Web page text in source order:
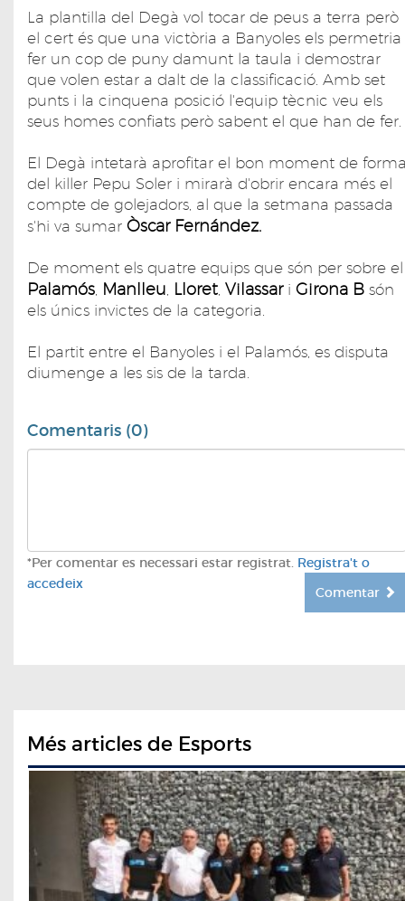
La plantilla del Degà vol tocar de peus a terra però
el cert és que una victòria a Banyoles els permetria
fer un cop de puny damunt la taula i demostrar
que volen estar a dalt de la classificació. Amb set
punts i la cinquena posició l'equip tècnic veu els
seus homes confiats però sabent el que han de fer.
El Degà intetarà aprofitar el bon moment de
del killer Pepu Soler i mirarà d'obrir encara més el
compte de golejadors, al que la setmana passada
s'hi va sumar Òscar Fernández.
De moment els quatre equips que són per sobre el
Palamós, Manlleu, Lloret, Vilassar i Girona B són
els únics invictes de la categoria.
El partit entre el Banyoles i el Palamós, es disputa
diumenge a les sis de la tarda.
Comentaris (0)
*Per comentar es necessari estar registrat. Registra't o
accedeix
Comentar
Més articles de Esports